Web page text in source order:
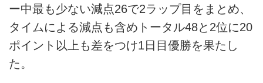
ー中最も少ない減点26で2ラップ目をまとめ、
タイムによる減点も含めトータル48と2位に20
ポイント以上も差をつけ1日目優勝を果たし
た。